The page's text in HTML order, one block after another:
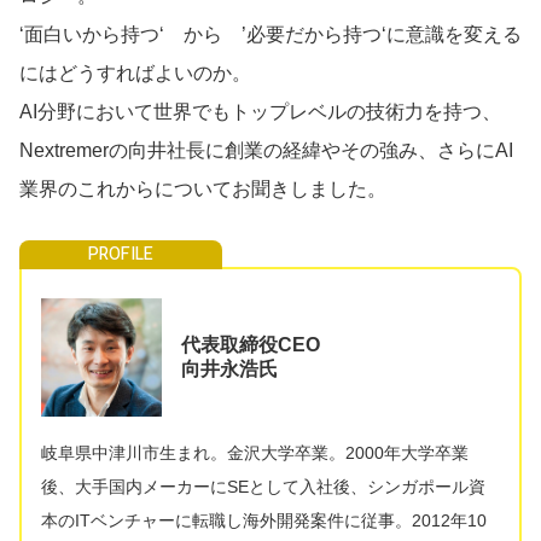
‘面白いから持つ‘ から ’必要だから持つ‘に意識を変える
にはどうすればよいのか。
AI分野において世界でもトップレベルの技術力を持つ、
Nextremerの向井社長に創業の経緯やその強み、さらにAI
業界のこれからについてお聞きしました。
代表取締役CEO
向井永浩氏
岐阜県中津川市生まれ。金沢大学卒業。2000年大学卒業
後、大手国内メーカーにSEとして入社後、シンガポール資
本のITベンチャーに転職し海外開発案件に従事。2012年10